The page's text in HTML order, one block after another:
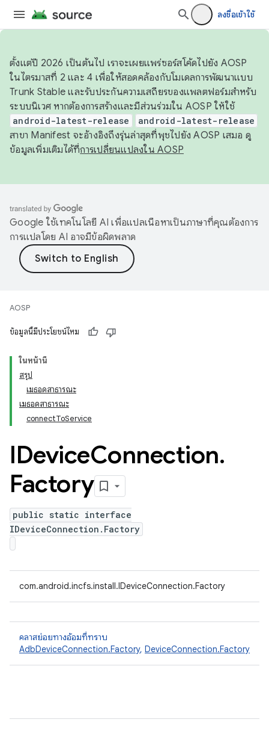
ลงชื่อเข้าใช้
ตั้งแต่ปี 2026 เป็นต้นไป เราจะเผยแพร่ซอร์สโค้ดไปยัง AOSP
ในไตรมาสที่ 2 และ 4 เพื่อให้สอดคล้องกับโมเดลการพัฒนาแบบ
Trunk Stable และรับประกันความเสถียรของแพลตฟอร์มสำหรับ
ระบบนิเวศ หากต้องการสร้างและมีส่วนร่วมใน AOSP ให้ใช้
android-latest-release android-latest-release
สาขา Manifest จะอ้างอิงถึงรุ่นล่าสุดที่พุชไปยัง AOSP เสมอ ดู
ข้อมูลเพิ่มเติมได้ที่การเปลี่ยนแปลงใน AOSP
Google ใช้เทคโนโลยี AI เพื่อแปลเนื้อหาเป็นภาษาที่คุณต้องการ
การแปลโดย AI อาจมีข้อผิดพลาด
AOSP
ข้อมูลนี้มีประโยชน์ไหม
ในหน้านี้
สรุป
เมธอดสาธารณะ
เมธอดสาธารณะ
connectToService
IDeviceConnection.
Factory
public static interface
IDeviceConnection.Factory
com.android.incfs.install.IDeviceConnection.Factory
คลาสย่อยทางอ้อมที่ทราบ
AdbDeviceConnection.Factory, DeviceConnection.Factory